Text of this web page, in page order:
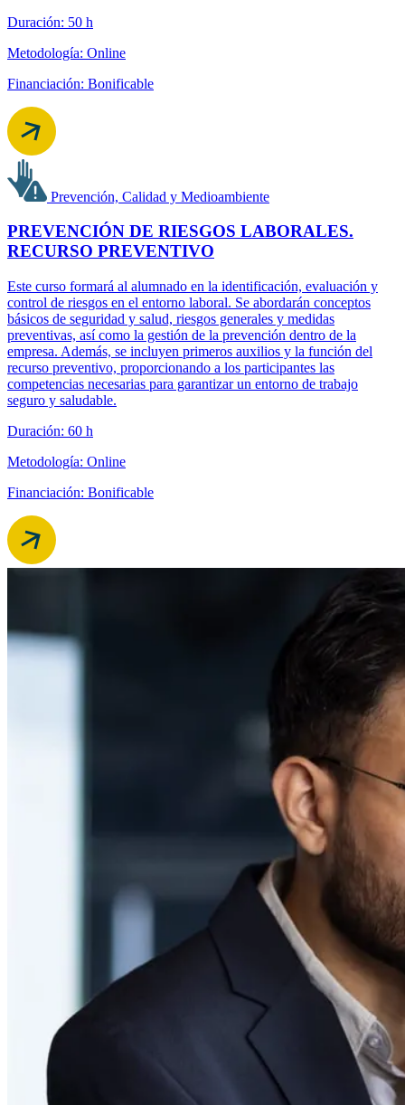
Duración: 50 h
Metodología: Online
Financiación: Bonificable
Prevención, Calidad y Medioambiente
PREVENCIÓN DE RIESGOS LABORALES.
RECURSO PREVENTIVO
Este curso formará al alumnado en la identificación, evaluación y
control de riesgos en el entorno laboral. Se abordarán conceptos
básicos de seguridad y salud, riesgos generales y medidas
preventivas, así como la gestión de la prevención dentro de la
empresa. Además, se incluyen primeros auxilios y la función del
recurso preventivo, proporcionando a los participantes las
competencias necesarias para garantizar un entorno de trabajo
seguro y saludable.
Duración: 60 h
Metodología: Online
Financiación: Bonificable